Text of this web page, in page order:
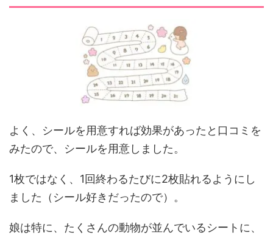
よく、シールを用意すれば効果があったと口コミを
みたので、シールを用意しました。
1枚ではなく、1回終わるたびに2枚貼れるようにし
ました（シール好きだったので）。
娘は特に、たくさんの動物が並んでいるシートに、